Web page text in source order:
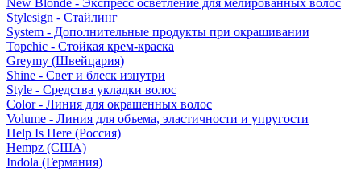
New Blonde - Экспресс осветление для мелированных волос
Stylesign - Стайлинг
System - Дополнительные продукты при окрашивании
Topchic - Стойкая крем-краска
Greymy (Швейцария)
Shine - Свет и блеск изнутри
Style - Средства укладки волос
Color - Линия для окрашенных волос
Volume - Линия для объема, эластичности и упругости
Help Is Here (Россия)
Hempz (США)
Indola (Германия)